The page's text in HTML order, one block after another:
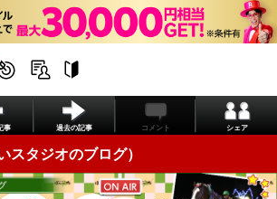
事 過去の記事 コメント シェア
スタジオのブログ）